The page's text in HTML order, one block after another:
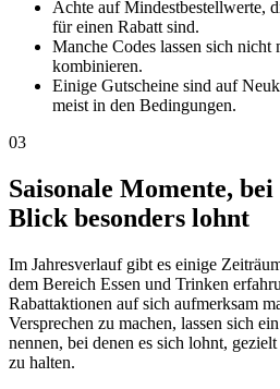
Achte auf Mindestbestellwerte,
für einen Rabatt sind.
Manche Codes lassen sich nicht
kombinieren.
Einige Gutscheine sind auf
meist in den Bedingungen.
03
Saisonale Momente,
Blick besonders lohnt
Im Jahresverlauf gibt es einige
dem Bereich Essen und Trinken
Rabattaktionen auf sich aufmerksam
Versprechen zu machen, lassen sich
nennen, bei denen es sich lohnt,
zu halten.